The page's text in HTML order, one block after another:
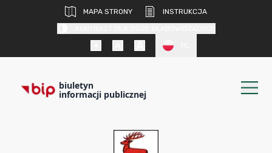
MAPA STRONY
INSTRUKCJA
biuletyn
informacji publicznej